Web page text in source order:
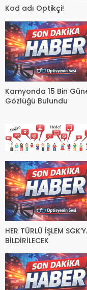
Kod adı Optikçi!
Kamyonda 15 Bin
Gözlüğü Bulundu
HER TÜRLÜ İŞLEM
BİLDİRİLECEK